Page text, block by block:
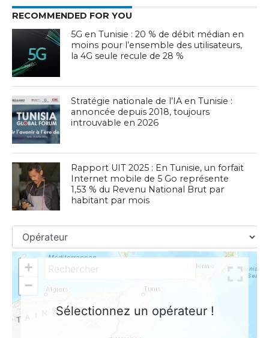
RECOMMENDED FOR YOU
5G en Tunisie : 20 % de débit médian en
moins pour l’ensemble des utilisateurs,
la 4G seule recule de 28 %
Stratégie nationale de l’IA en Tunisie :
annoncée depuis 2018, toujours
introuvable en 2026
Rapport UIT 2025 : En Tunisie, un forfait
Internet mobile de 5 Go représente
1,53 % du Revenu National Brut par
habitant par mois